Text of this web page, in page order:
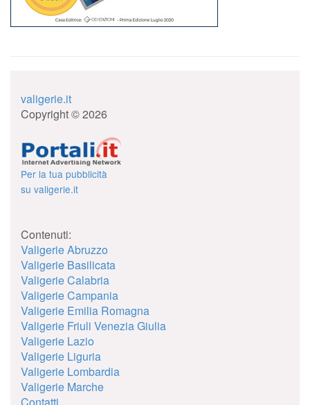
valigerie.it
Copyright © 2026
Per la tua pubblicità
su valigerie.it
Contenuti:
Valigerie Abruzzo
Valigerie Basilicata
Valigerie Calabria
Valigerie Campania
Valigerie Emilia Romagna
Valigerie Friuli Venezia Giulia
Valigerie Lazio
Valigerie Liguria
Valigerie Lombardia
Valigerie Marche